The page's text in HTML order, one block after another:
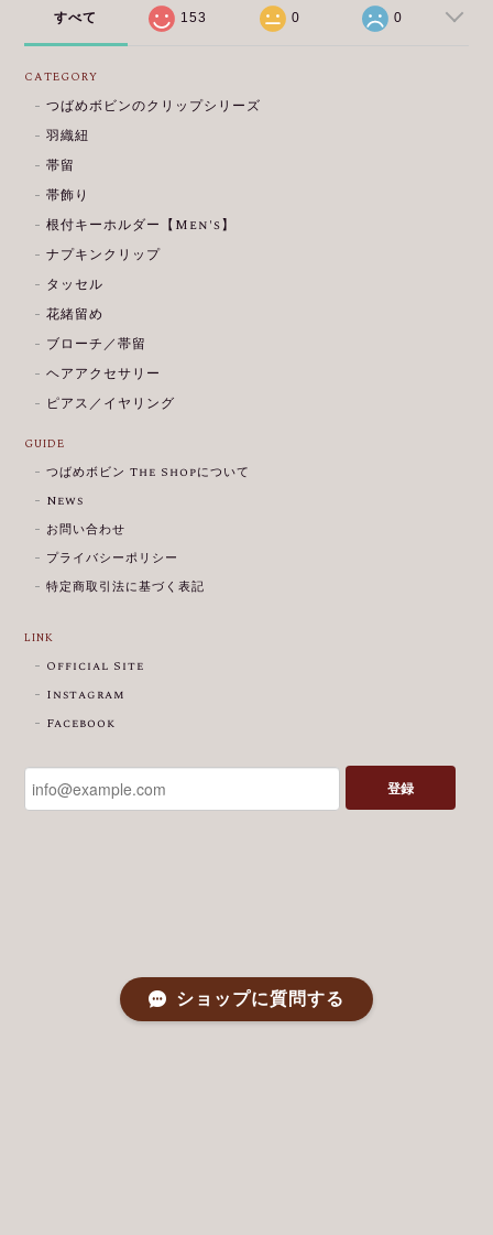
すべて 153 0 0
CATEGORY
つばめボビンのクリップシリーズ
羽織紐
帯留
帯飾り
根付キーホルダー【Men's】
ナプキンクリップ
タッセル
花緒留め
ブローチ／帯留
ヘアアクセサリー
ピアス／イヤリング
GUIDE
つばめボビン The Shopについて
News
お問い合わせ
プライバシーポリシー
特定商取引法に基づく表記
LINK
Official Site
Instagram
Facebook
登録
ショップに質問する